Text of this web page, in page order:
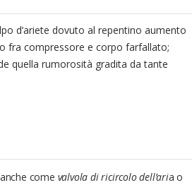
d’ariete dovuto al repentino aumento
fra compressore e corpo farfallato;
quella rumorosità gradita da tante
come valvola di ricircolo dell’aria o